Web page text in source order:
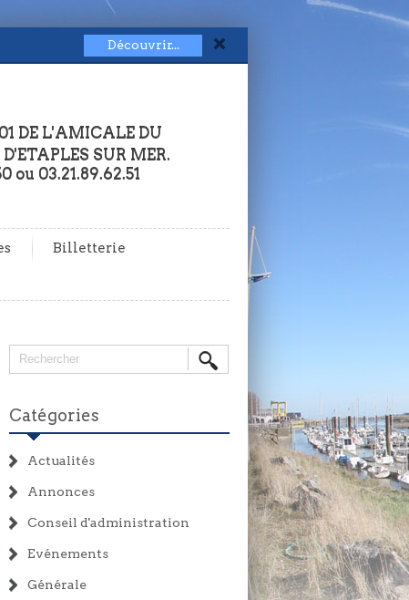
Découvrir...
DE L'AMICALE DU
SUR MER.
ou 03.21.89.62.51
Billetterie
Catégories
Actualités
Annonces
Conseil d'administration
Evénements
Générale